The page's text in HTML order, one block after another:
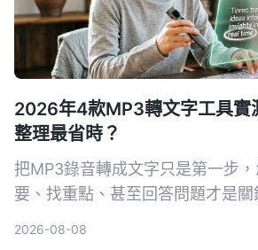
2026年4款MP3轉文字工具實
整理最省時？
把MP3錄音轉成文字只是第一步
要、找重點、甚至回答問題才是關
2026-08-08